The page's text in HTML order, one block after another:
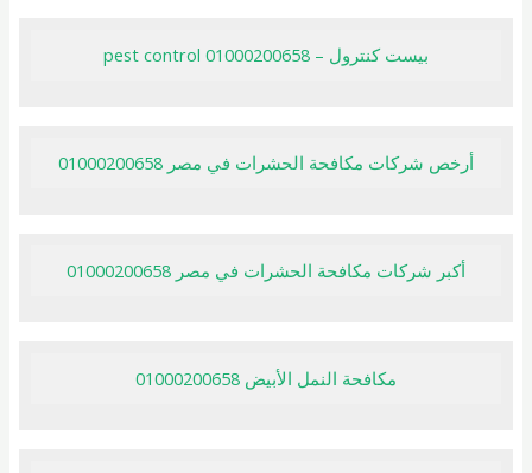
بيست كنترول – pest control 01000200658
أرخص شركات مكافحة الحشرات في مصر 01000200658
أكبر شركات مكافحة الحشرات في مصر 01000200658
مكافحة النمل الأبيض 01000200658